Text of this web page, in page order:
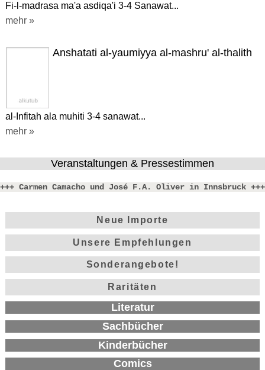
Fi-l-madrasa ma'a asdiqa'i 3-4 Sanawat...
mehr »
Anshatati al-yaumiyya al-mashru' al-thalith
al-Infitah ala muhiti 3-4 sanawat...
mehr »
Veranstaltungen & Pressestimmen
+++ Carmen Camacho und José F.A. Oliver in Innsbruck +++
Neue Importe
Unsere Empfehlungen
Sonderangebote!
Raritäten
Literatur
Sachbücher
Kinderbücher
Comics